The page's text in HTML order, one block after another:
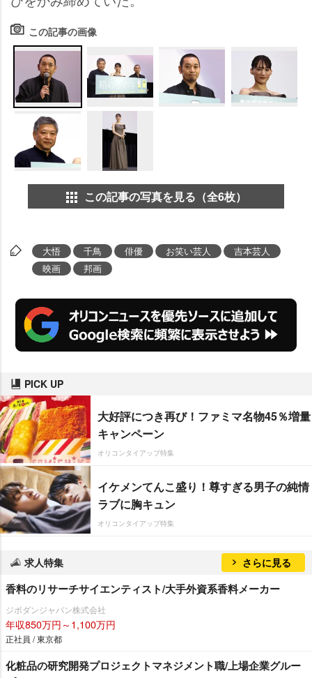
この記事の画像
この記事の写真を見る（全6枚）
大悟 千鳥 俳優 お笑い芸人
吉本芸人
映画
邦画
PICK UP
大好評につき再び！ファミマ名物45％増量
キャンペーン
オリコンタイアップ特集
イケメンてんこ盛り！尊すぎる男子の純情
ラブに胸キュン
オリコンタイアップ特集
求人特集 さらに見る
香料のリサーチサイエンティスト/大手外資系香料メーカー
ジボダンジャパン株式会社
年収850万円～1,100万円
正社員 / 東京都
化粧品の研究開発プロジェクトマネジメント職/上場企業グルー